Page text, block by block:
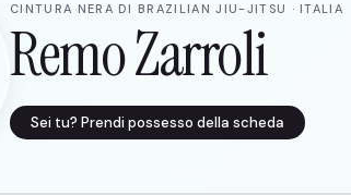
CINTURA NERA DI BRAZILIAN JIU-JITSU · ITALIA
Remo Zarroli
Sei tu? Prendi possesso della scheda